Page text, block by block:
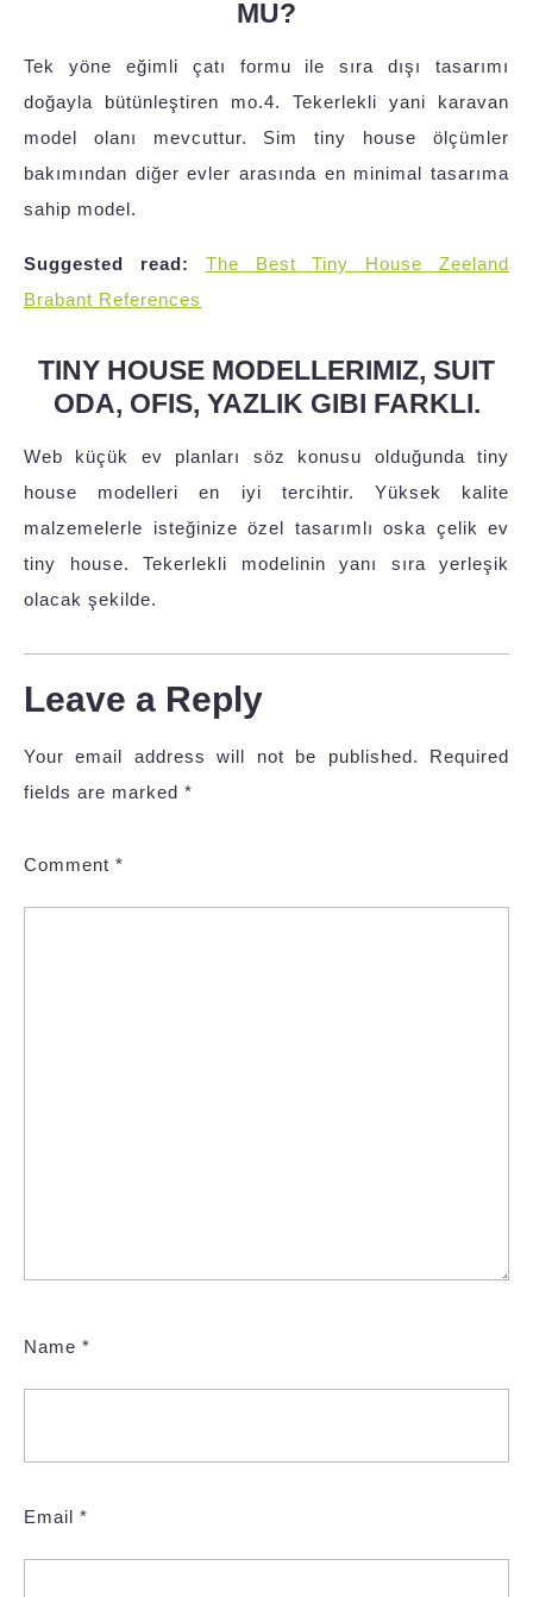
MU?
Tek yöne eğimli çatı formu ile sıra dışı tasarımı
doğayla bütünleştiren mo.4. Tekerlekli yani karavan
model olanı mevcuttur. Sim tiny house ölçümler
bakımından diğer evler arasında en minimal tasarıma
sahip model.
Suggested read:
The Best Tiny House Zeeland
Brabant References
TINY HOUSE MODELLERIMIZ, SUIT
ODA, OFIS, YAZLIK GIBI FARKLI.
Web küçük ev planları söz konusu olduğunda tiny
house modelleri en iyi tercihtir. Yüksek kalite
malzemelerle isteğinize özel tasarımlı oska çelik ev
tiny house. Tekerlekli modelinin yanı sıra yerleşik
olacak şekilde.
Leave a Reply
Your email address will not be published.
Required
fields are marked *
Comment *
Name *
Email *